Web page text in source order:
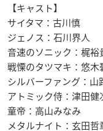
【キャスト】
サイタマ：古川慎
ジェノス：石川界人
音速のソニック：梶裕
戦慄のタツマキ：悠木
シルバーファング：山
アトミック侍：津田健
童帝：高山みなみ
メタルナイト：玄田哲